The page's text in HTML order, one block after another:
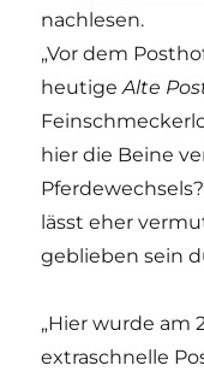
nachlesen.
„Vor dem
heutigeAlte
hier die Beine
lässt eher
geblieben sein
„Hier wurde am
extraschnelle